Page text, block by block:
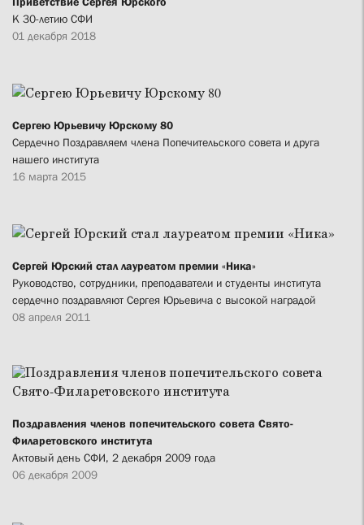
К 30-летию СФИ
01 декабря 2018
Сергею Юрьевичу Юрскому 80
Сердечно Поздравляем члена Попечительского совета и друга
нашего института
16 марта 2015
Сергей Юрский стал лауреатом премии «Ника»
Руководство, сотрудники, преподаватели и студенты института
сердечно поздравляют Сергея Юрьевича с высокой наградой
08 апреля 2011
Поздравления членов попечительского совета Свято-
Филаретовского института
Актовый день СФИ, 2 декабря 2009 года
06 декабря 2009